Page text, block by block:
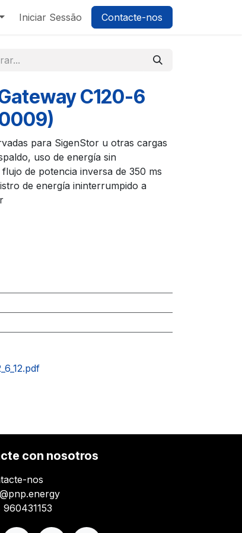
Iniciar Sessão Contacte-nos
C120-6
para SigenStor u otras cargas
uso de energía sin
de potencia inversa de 350 ms
de energía ininterrumpido a
con nosotros
nos